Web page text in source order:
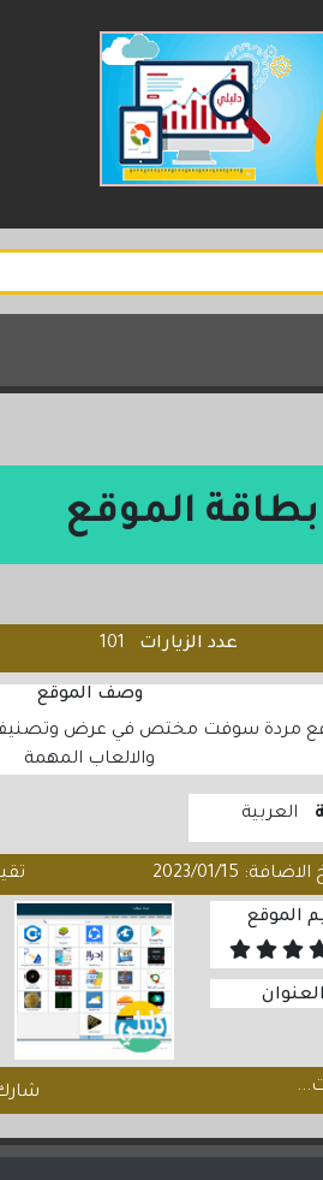
بطاقة الموقع
عدد الزيارات 101
وصف الموقع
مردة سوفت مختص في عرض وتصنيف
والالعاب المهمة
العربية
2023/01/15
الموقع
العنوان